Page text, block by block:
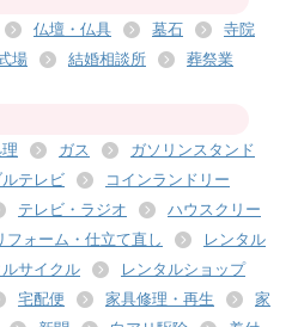
仏壇・仏具 墓石
寺院
場 結婚相談所
葬祭業
ガス
ガソリンスタンド
テレビ
コインランドリー
テレビ・ラジオ
ハウスクリー
フォーム・仕立て直し
レンタル
サイクル
レンタルショップ
宅配便 家具修理・再生
家